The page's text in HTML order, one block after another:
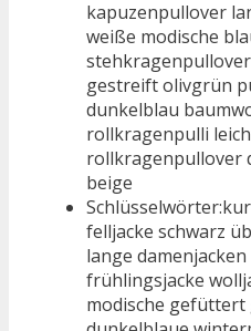
kapuzenpullover
weiße modische
gestreift olivgrün
dunkelblau
rollkragenpulli
rollkragenpullover
beige
felljacke schwarz
lange
frühlingsjacke
modische gefüttert